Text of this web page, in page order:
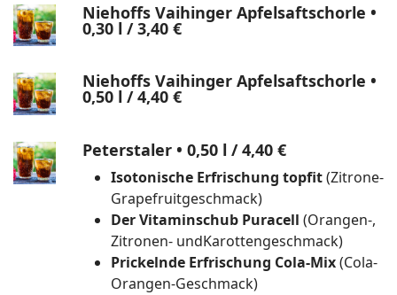
Niehoffs Vaihinger Apfelsaftschorle •
0,30 l / 3,40 €
Niehoffs Vaihinger Apfelsaftschorle •
0,50 l / 4,40 €
Peterstaler • 0,50 l / 4,40 €
Isotonische Erfrischung topfit(Zitrone-
Grapefruitgeschmack)
Der Vitaminschub Puracell (Orangen-,
Zitronen- undKarottengeschmack)
Prickelnde Erfrischung Cola-Mix(Cola-
Orangen-Geschmack)